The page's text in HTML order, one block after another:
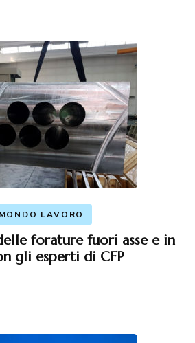
MONDO LAVORO
forature fuori asse e in
gli esperti di CFP